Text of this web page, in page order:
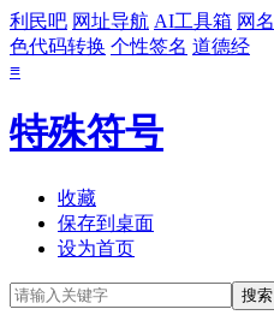
利民吧 网址导航 AI工具箱 网名
色代码转换 个性签名 道德经
≡
特殊符号
收藏
保存到桌面
设为首页